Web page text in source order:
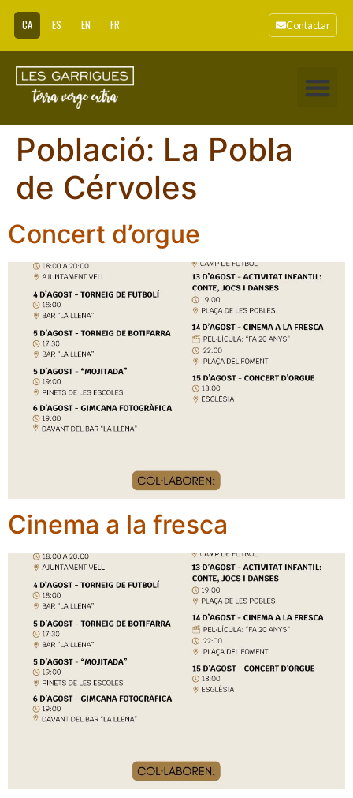
CA ES EN FR Contactar
Població: La Pobla
de Cérvoles
Concert d’orgue
Cinema a la fresca